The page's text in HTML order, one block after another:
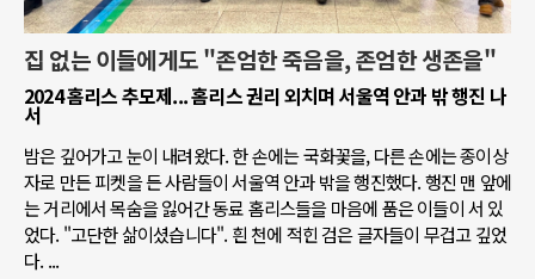
집 없는 이들에게도 "존엄한 죽음을, 존엄한 생존을"
2024 홈리스 추모제... 홈리스 권리 외치며 서울역 안과 밖 행진 나
서
밤은 깊어가고 눈이 내려왔다. 한 손에는 국화꽃을, 다른 손에는 종이상
자로 만든 피켓을 든 사람들이 서울역 안과 밖을 행진했다. 행진 맨 앞에
는 거리에서 목숨을 잃어간 동료 홈리스들을 마음에 품은 이들이 서 있
었다. "고단한 삶이셨습니다". 흰 천에 적힌 검은 글자들이 무겁고 깊었
다. ...